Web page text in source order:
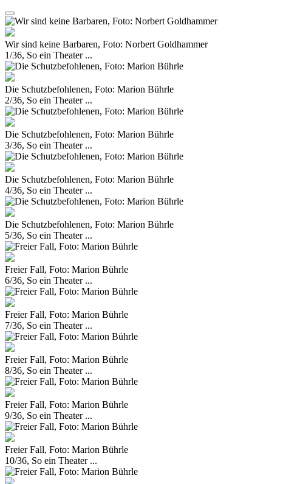
Wir sind keine Barbaren, Foto: Norbert Goldhammer
1/36, So ein Theater ...
Die Schutzbefohlenen, Foto: Marion Bührle
2/36, So ein Theater ...
Die Schutzbefohlenen, Foto: Marion Bührle
3/36, So ein Theater ...
Die Schutzbefohlenen, Foto: Marion Bührle
4/36, So ein Theater ...
Die Schutzbefohlenen, Foto: Marion Bührle
5/36, So ein Theater ...
Freier Fall, Foto: Marion Bührle
6/36, So ein Theater ...
Freier Fall, Foto: Marion Bührle
7/36, So ein Theater ...
Freier Fall, Foto: Marion Bührle
8/36, So ein Theater ...
Freier Fall, Foto: Marion Bührle
9/36, So ein Theater ...
Freier Fall, Foto: Marion Bührle
10/36, So ein Theater ...